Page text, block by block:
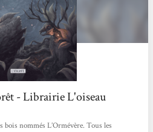
- Librairie L'oiseau
bois nommés L’Ormévère. Tous les